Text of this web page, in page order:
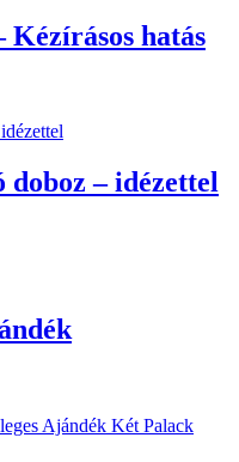
Kézírásos hatás
doboz – idézettel